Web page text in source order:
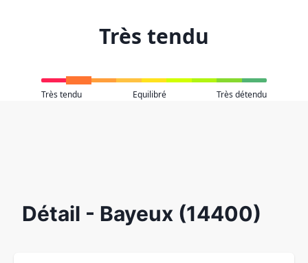
Très tendu
Très tendu Equilibré Très détendu
Détail - Bayeux (14400)